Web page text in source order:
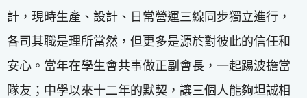
計，現時生產、設計、日常營運三線同步獨立進行，
各司其職是理所當然，但更多是源於對彼此的信任和
安心。當年在學生會共事做正副會長，一起踢波擔當
隊友；中學以來十二年的默契，讓三個人能夠坦誠相